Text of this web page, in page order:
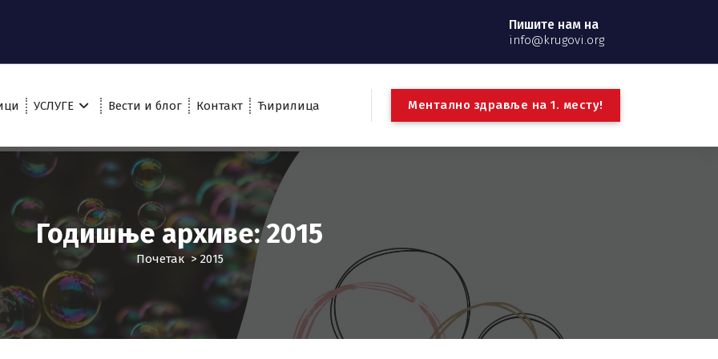
Пишите нам на
info@krugovi.org
УСЛУГЕ Вести и блог Контакт Ћирилица Ментално здравље на 1. месту!
Годишње архиве: 2015
Почетак>2015